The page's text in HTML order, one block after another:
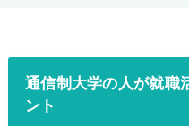
通信制大学の人が就職
ント